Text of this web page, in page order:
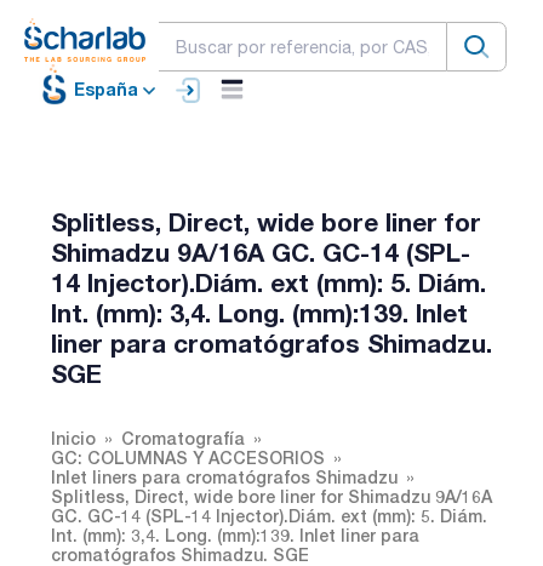
España
Splitless, Direct, wide bore liner for
Shimadzu 9A/16A GC. GC-14 (SPL-
14 Injector).Diám. ext (mm): 5. Diám.
Int. (mm): 3,4. Long. (mm):139. Inlet
liner para cromatógrafos Shimadzu.
SGE
Inicio
Cromatografía
GC: COLUMNAS Y ACCESORIOS
Inlet liners para cromatógrafos Shimadzu
Splitless, Direct, wide bore liner for Shimadzu 9A/16A
GC. GC-14 (SPL-14 Injector).Diám. ext (mm): 5. Diám.
Int. (mm): 3,4. Long. (mm):139. Inlet liner para
cromatógrafos Shimadzu. SGE